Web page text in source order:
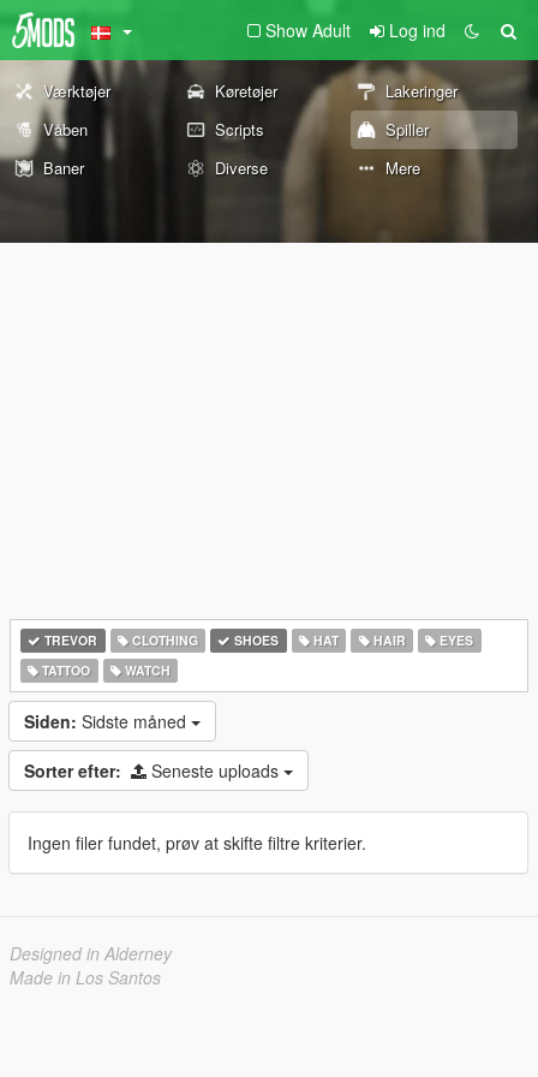
Show Adult Log ind
Værktøjer Køretøjer
Lakeringer
Våben
Scripts
Spiller
Baner
Diverse Mere
TREVOR CLOTHING SHOES HAT HAIR
EYES
TATTOO
WATCH
Siden: Sidste måned
Sorter efter: Seneste uploads
Ingen filer fundet, prøv at skifte filtre kriterier.
Designed in Alderney
Made in Los Santos